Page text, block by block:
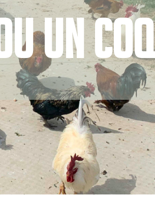
un coq